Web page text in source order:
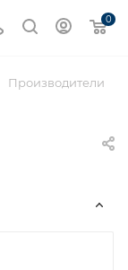
0
Производители